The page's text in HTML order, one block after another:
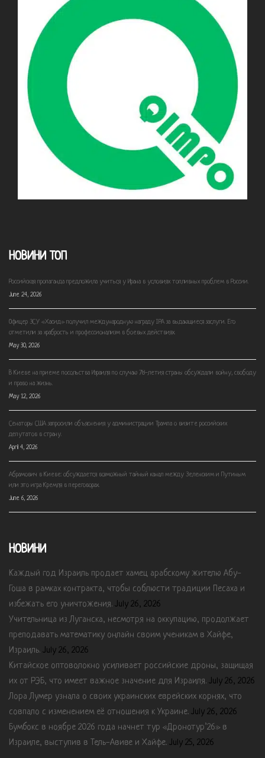
НОВИНИ ТОП
Российская пропаганда предложила учиться у Ирана в условиях топливных проблем в России.
June 24, 2026
Офицер ЗСУ «Хасид» получил международную награду IPA за выдающиеся заслуги. Его
отметили за храбрость и профессионализм в боевых действиях.
May 30, 2026
В Киеве на приеме посольства Израиля по случаю 78-летия страны обсуждали войну, свободу
и право на жизнь.
May 12, 2026
Сенаторы США запросили объяснения у администрации Трампа о визите российских
депутатов в страну.
April 4, 2026
Абрамович в Киеве: обсуждается возможный тайный канал между Зеленским и Путиным
или это игра Кремля в переговорах.
June 6, 2026
НОВИНИ
Каждый год Израиль продает хамец арабскому жителю Абу-
Гоша в рамках контракта, чтобы соблюсти традиции Песаха и
избежать его уничтожения. July 26, 2026
Учительница из Луганска, несмотря на оккупацию, продолжает
преподавать математику онлайн своим ученикам в Хайфе,
Израиль. July 26, 2026
Китайское оптоволокно усиливает российские дроны, защищая
их от РЭБ, что имеет важное значение для Израиля. July 26, 2026
Лора Лумер узнала о своих украинских еврейских корнях, что
совпало с изменением её отношения к Украине. July 26, 2026
Бумбокс в ноябре 2026 года начнет тур «Дронотур’26» в
Израиле, выступив в Тель-Авиве и Хайфе. July 25, 2026